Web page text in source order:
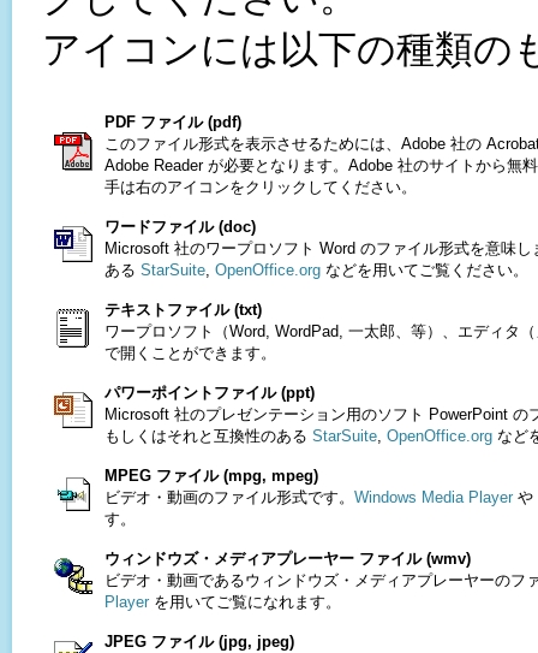
アイコンには以下の種類の
PDF ファイル (pdf)
このファイル形式を表示させるためには、Adobe 社の
Adobe Reader が必要となります。Adobe 社のサイトから無
手は右のアイコンをクリックしてください。
ワードファイル (doc)
Microsoft 社のワープロソフト Word のファイル形式を意味
ある StarSuite, OpenOffice.org などを用いてご覧ください。
テキストファイル (txt)
ワープロソフト（Word, WordPad, 一太郎、等）、エディタ
で開くことができます。
パワーポイントファイル (ppt)
Microsoft 社のプレゼンテーション用のソフト PowerPoint の
もしくはそれと互換性のある StarSuite, OpenOffice.org など
MPEG ファイル (mpg, mpeg)
ビデオ・動画のファイル形式です。 Windows Media Player や
す。
ウィンドウズ・メディアプレーヤー ファイル (wmv)
ビデオ・動画であるウィンドウズ・メディアプレーヤーのフ
Player を用いてご覧になれます。
JPEG ファイル (jpg, jpeg)